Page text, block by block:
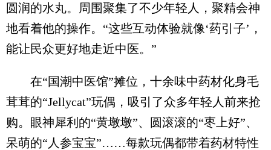
圆润的水丸。周围聚集了不少年轻人，聚精会神
地看着他的操作。“这些互动体验就像‘药引子’，
能让民众更好地走近中医。”
在“国潮中医馆”摊位，十余味中药材化身毛
茸茸的“Jellycat”玩偶，吸引了众多年轻人前来抢
购。眼神犀利的“黄墩墩”、圆滚滚的“枣上好”、
呆萌的“人参宝宝”……每款玩偶都带着药材特性